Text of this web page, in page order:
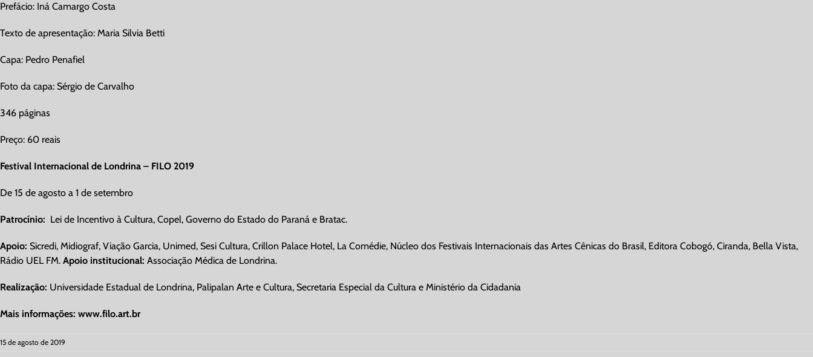
Prefácio: Iná Camargo Costa
Texto de apresentação: Maria Silvia Betti
Capa: Pedro Penafiel
Foto da capa: Sérgio de Carvalho
346 páginas
Preço: 60 reais
Festival Internacional de Londrina – FILO 2019
De 15 de agosto a 1 de setembro
Patrocínio: Lei de Incentivo à Cultura, Copel, Governo do Estado do Paraná e Bratac.
Apoio: Sicredi, Midiograf, Viação Garcia, Unimed, Sesi Cultura, Crillon Palace Hotel, La Comédie, Núcleo dos Festivais Internacionais das Artes Cênicas do Brasil, Editora Cobogó, Ciranda, Bella Vista,
Rádio UEL FM. Apoio institucional: Associação Médica de Londrina.
Realização: Universidade Estadual de Londrina, Palipalan Arte e Cultura, Secretaria Especial da Cultura e Ministério da Cidadania
Mais informações: www.filo.art.br
15 de agosto de 2019